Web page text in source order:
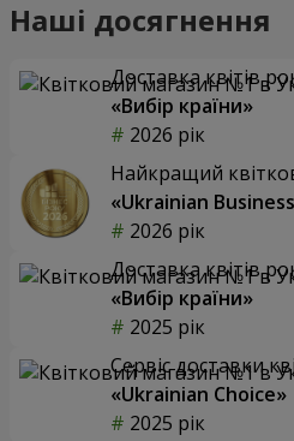
Наші досягнення
Доставка квітів
«Вибір країни»
2026 рік
Найкращий
«Ukrainian
2026 рік
Доставка квітів
«Вибір країни»
2025 рік
Сервіс доставки
«Ukrainian Choice»
2025 рік